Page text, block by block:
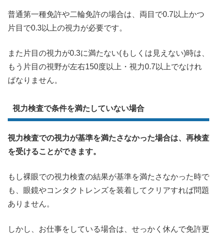
普通第一種免許や二輪免許の場合は、両目で0.7以上かつ
片目で0.3以上の視力が必要です。
また片目の視力が0.3に満たない(もしくは見えない)時は、
もう片目の視野が左右150度以上・視力0.7以上でなけれ
ばなりません。
視力検査で条件を満たしていない場合
視力検査での視力が基準を満たさなかった場合は、再検査
を受けることができます。
もし裸眼での視力検査の結果が基準を満たさなかった時で
も、眼鏡やコンタクトレンズを装着してクリアすれば問題
ありません。
しかし、お仕事をしている場合は、せっかく休んで免許更